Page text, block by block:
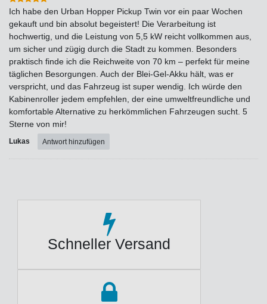
Ich habe den Urban Hopper Pickup Twin vor ein paar Wochen
gekauft und bin absolut begeistert! Die Verarbeitung ist
hochwertig, und die Leistung von 5,5 kW reicht vollkommen aus,
um sicher und zügig durch die Stadt zu kommen. Besonders
praktisch finde ich die Reichweite von 70 km – perfekt für meine
täglichen Besorgungen. Auch der Blei-Gel-Akku hält, was er
verspricht, und das Fahrzeug ist super wendig. Ich würde den
Kabinenroller jedem empfehlen, der eine umweltfreundliche und
komfortable Alternative zu herkömmlichen Fahrzeugen sucht. 5
Sterne von mir!
Lukas Antwort hinzufügen
Schneller Versand